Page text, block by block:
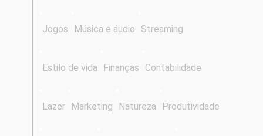
Jogos Música e áudio Streaming
Estilo de vida Finanças Contabilidade
Lazer Marketing Natureza Produtividade